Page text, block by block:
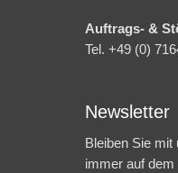
Auftrags- &
Tel. +49 (0)
Newsletter
Bleiben Sie
immer auf dem